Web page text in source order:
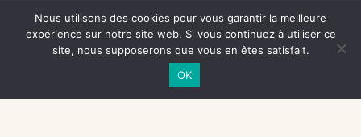
NOS SOUTIENS
Nous utilisons des cookies pour vous garantir la meilleure
expérience sur notre site web. Si vous continuez à utiliser ce
site, nous supposerons que vous en êtes satisfait.
OK